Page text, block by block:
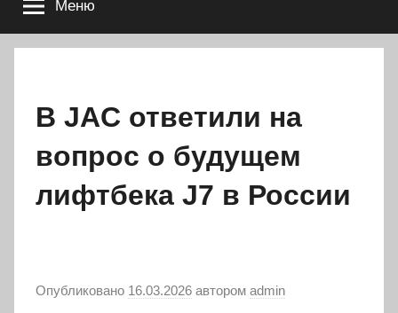
Меню
В JAC ответили на
вопрос о будущем
лифтбека J7 в России
Опубликовано 16.03.2026 автором admin